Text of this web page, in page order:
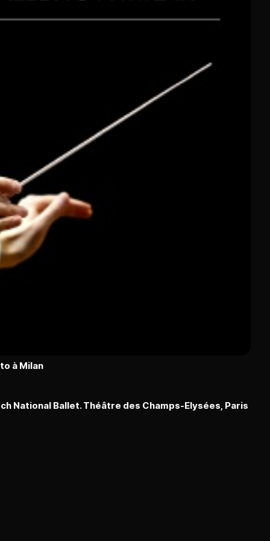
à Milan
National Ballet. Théâtre des Champs-Elysées, Paris